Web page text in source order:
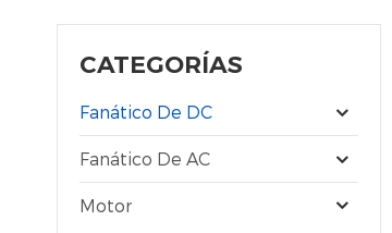
CATEGORÍAS
Fanático De DC
Fanático De AC
Motor